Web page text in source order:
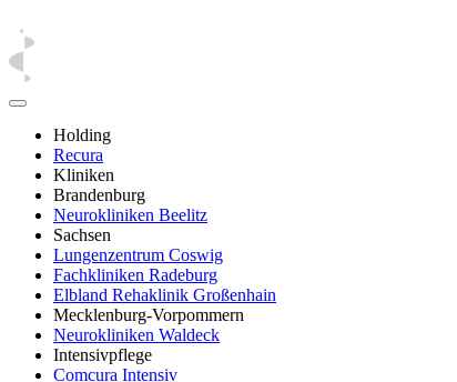
Holding
Recura
Kliniken
Brandenburg
Neurokliniken Beelitz
Sachsen
Lungenzentrum Coswig
Fachkliniken Radeburg
Elbland Rehaklinik Großenhain
Mecklenburg-Vorpommern
Neurokliniken Waldeck
Intensivpflege
Comcura Intensiv